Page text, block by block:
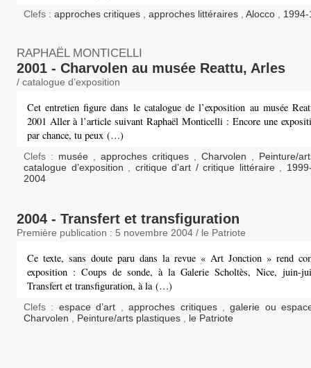
Clefs : approches critiques approches littéraires Alocco
RAPHAËL MONTICELLI
2001 - Charvolen au musée Reattu, Arles
/ catalogue d’exposition
Cet entretien figure dans le catalogue de l’exposition au musée
2001 Aller à l’article suivant Raphaël Monticelli : Encore une
par chance, tu peux (…)
Clefs : musée approches critiques Charvolen
Peinture/
catalogue d’exposition
critique d’art / critique littéraire
2004
2004 - Transfert et transfiguration
Première publication : 5 novembre 2004 / le Patriote
Ce texte, sans doute paru dans la revue « Art Jonction » rend
exposition : Coups de sonde, à la Galerie Scholtès, Nice, juin-
Transfert et transfiguration, à la (…)
Clefs : espace d’art ,approches critiques ,galerie ou
Charvolen
Peinture/arts plastiques le Patriote